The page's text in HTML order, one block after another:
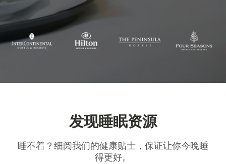
发现睡眠资源
睡不着？细阅我们的健康贴士，保证让你今晚睡
得更好。